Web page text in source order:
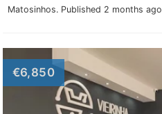
Matosinhos. Published 2 months ago
€6,850